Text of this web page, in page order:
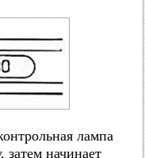
лампа
затем начинает